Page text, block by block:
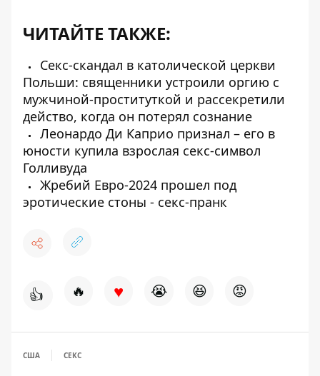
ЧИТАЙТЕ ТАКЖЕ:
Секс-скандал в католической церкви
Польши: священники устроили оргию с
мужчиной-проституткой и рассекретили
действо, когда он потерял сознание
Леонардо Ди Каприо признал – его в
юности купила взрослая секс-символ
Голливуда
Жребий Евро-2024 прошел под
эротические стоны - секс-пранк
👍 🔥 ♥ 😭 😆 😡
США СЕКС